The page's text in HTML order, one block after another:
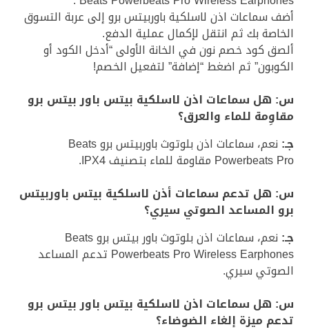
أضف سماعات اذن لاسلكية باوربيتس برو إلى عربة التسوق
الخاصة بك ثم انتقل لإكمال عملية الدفع.
ألصق كود خصم نون في الخانة الأولى “أدخل الكود أو
الكوبون” ثم اضغط “إضافة” لتفعيل الخصم!
س: هل سماعات اذن لاسلكية بيتس باور بيتس برو
مقاوِمة للماء والعرق؟
جـ:
نعم، سماعات اذن بلوتوث باوربيتس برو Beats
Powerbeats Pro مقاومة للماء بتصنيف IPX4.
س: هل تدعم سماعات أذن لاسلكية بيتس باوربيتس
برو المساعد الصوتي سيري؟
جـ:
نعم، سماعات اذن بلوتوث باور بيتس برو Beats
Powerbeats Pro Wireless Earphones تدعم المساعد
الصوتي سيري.
س: هل سماعات اذن لاسلكية بيتس باور بيتس برو
تدعم ميزة إلغاء الضوضاء؟